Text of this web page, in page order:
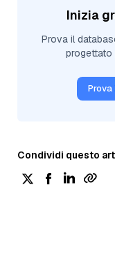
Inizia
Prova il
progettato
Condividi questo